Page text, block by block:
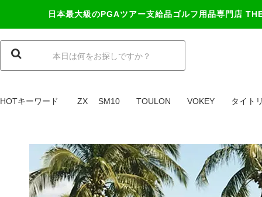
日本最大級のPGAツアー支給品ゴルフ用品専門店
HOTキーワード ZX SM10 TOULON VOKEY タイト